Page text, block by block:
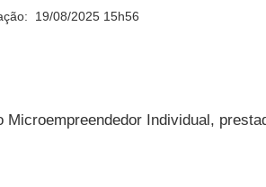
19/08/2025 15h56
Individual,